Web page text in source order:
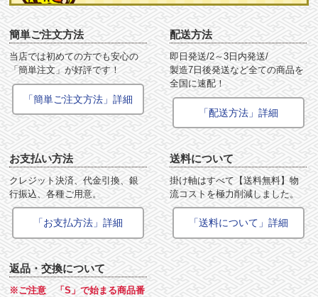
簡単ご注文方法
当店では初めての方でも安心の
「簡単注文」が好評です！
「簡単ご注文方法」詳細
配送方法
即日発送/2～3日内発送/
製造7日後発送など全ての商品を
全国に速配！
「配送方法」詳細
お支払い方法
クレジット決済、代金引換、銀
行振込、各種ご用意。
「お支払方法」詳細
送料について
掛け軸はすべて【送料無料】物
流コストを極力削減しました。
「送料について」詳細
返品・交換について
※ご注意 「S」で始まる商品番